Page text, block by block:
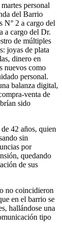
personal
del Barrio
N° 2 a cargo del
a cargo del Dr.
de múltiples
joyas de plata
dinero en
nuevos como
personal.
balanza digital,
venta de
sido
42 años, quien
sin
por
quedando
de sus
no coincidieron
en el barrio se
hallándose una
tipo